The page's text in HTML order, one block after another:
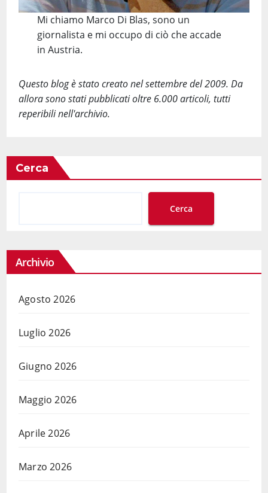
Mi chiamo Marco Di Blas, sono un
giornalista e mi occupo di ciò che accade
in Austria.
Questo blog è stato creato nel settembre del 2009. Da
allora sono stati pubblicati oltre 6.000 articoli, tutti
reperibili nell'archivio.
Cerca
Cerca
Archivio
Agosto 2026
Luglio 2026
Giugno 2026
Maggio 2026
Aprile 2026
Marzo 2026